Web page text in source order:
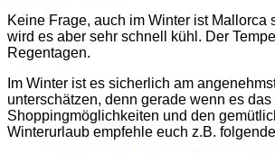
Keine Frage, auch im Winter ist
wird es aber sehr schnell kühl. Der
Regentagen.
Im Winter ist es sicherlich am
unterschätzen, denn gerade wenn es
Shoppingmöglichkeiten und den
Winterurlaub empfehle euch z.B.